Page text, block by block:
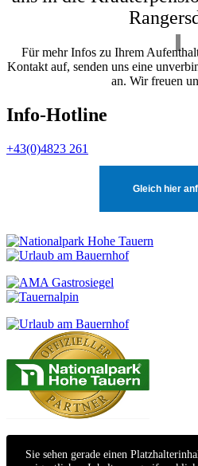
Für mehr Infos zu Ihrem
Kontakt auf, senden uns eine
an. Wir freuen
Info-Hotline
+43(0)4823 261
Gleich hier
Sie sehen gerade einen